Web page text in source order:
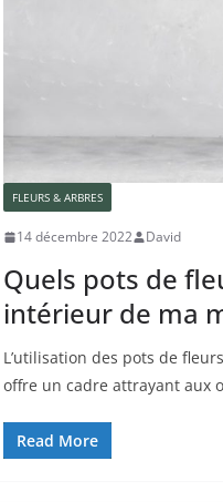
FLEURS & ARBRES
14 décembre 2022 David
Quels pots de
intérieur de ma
L’utilisation des pots de
offre un cadre attrayant aux
Read More